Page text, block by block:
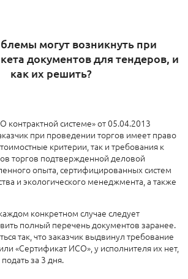
могут возникнуть при
документов для тендеров, и
как их решить?
системе» от 05.04.2013
при проведении торгов имеет право
критерии, так и требования к
торгов подтвержденной деловой
опыта, сертифицированных систем
и экологического менеджмента, а также
конкретном случае следует
полный перечень документов заранее.
так, что заказчик выдвинул требование
«Сертификат ИСО», у исполнителя их нет,
за 3 дня.